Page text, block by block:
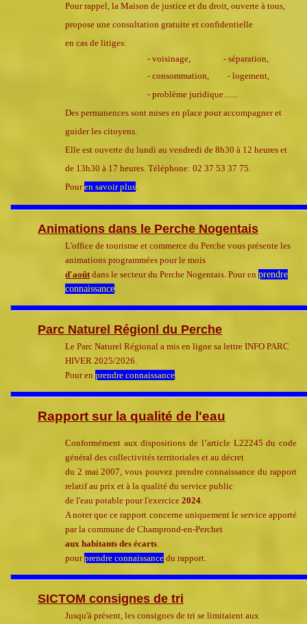
Pour rappel, la Maison de justice et du droit, ouverte à tous,
propose une consultation gratuite et confidentielle
en cas de litiges:
- voisinage, - séparation,
- consommation, - logement,
- problème juridique.......
Des permanences sont mises en place pour accompagner et
guider les citoyens.
Elle est ouverte du lundi au vendredi de 8h30 à 12 heures et
de 13h30 à 17 heures. Téléphone: 02 37 53 37 75.
Pouren savoir plus.
Animations dans le Perche Nogentais
L'office de tourisme et commerce du Perche vous présente les
animations programmées pour le mois
d'aoûtdans le secteur du Perche Nogentais. Pour en prendre
connaissance.
Parc Naturel Régionl du Perche
Le Parc Naturel Régional a mis en ligne sa lettre INFO PARC
HIVER 2025/2026.
Pour en prendre connaissance.
Rapport sur la qualité de l'eau
Conformément aux dispositions de l’article L22245 du code
général des collectivités territoriales et au décret
du 2 mai 2007, vous pouvez prendre connaissance du rapport
relatif au prix et à la qualité du service public
de l'eau potable pour l'exercice 2024.
A noter que ce rapport concerne uniquement le service apporté
par la commune de Champrond-en-Perchet
aux habitants des écarts.
pourprendre connaissance du rapport.
SICTOM consignes de tri
Jusqu'à présent, les consignes de tri se limitaient aux